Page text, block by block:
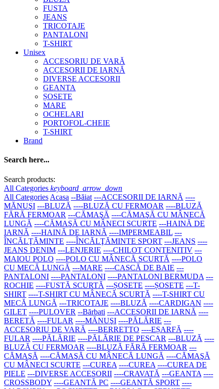
FUSTA
JEANS
TRICOTAJE
PANTALONI
T-SHIRT
Unisex
ACCESORIU DE VARĂ
ACCESORII DE IARNĂ
DIVERSE ACCESORII
GEANTA
ȘOSETE
MARE
OCHELARI
PORTOFOL-CHEIE
T-SHIRT
Brand
Search here...
Search products:
All Categories keyboard_arrow_down
All Categories Acasa --Băiat ---ACCESORII DE IARNĂ ----
MĂNUŞI ---BLUZĂ ----BLUZĂ CU FERMOAR ----BLUZĂ
FĂRĂ FERMOAR ---CĂMAŞĂ ----CĂMAŞĂ CU MÂNECĂ
LUNGĂ ----CĂMAŞĂ CU MÂNECI SCURTE ---HAINĂ DE
IARNĂ ----HAINĂ DE IARNĂ ----IMPERMEABIL ---
ÎNCĂLŢĂMINTE ----ÎNCĂLŢĂMINTE SPORT ---JEANS ----
JEANS DENIM ---LENJERIE ----CHILOT CONTENITIV ---
MAIOU POLO ----POLO CU MÂNECĂ SCURTĂ ----POLO
CU MECĂ LUNGĂ ---MARE ----CASCĂ DE BAIE ---
PANTALONI ----PANTALONI ----PANTALONI BERMUDA ---
ROCHIE ----FUSTĂ SCURTĂ ---ȘOSETE ----ȘOSETE ---T-
SHIRT ----T-SHIRT CU MÂNECĂ SCURTĂ ----T-SHIRT CU
MECĂ LUNGĂ ---TRICOTAJE ----BLUZĂ ----CARDIGAN ----
GILET ----PULOVER --Bărbati ---ACCESORII DE IARNĂ ----
BERETĂ ----FULAR ----MĂNUŞI ----PĂLĂRIE ---
ACCESORIU DE VARĂ ----BERRETTO ----EȘARFĂ ----
FULAR ----PĂLĂRIE ----PĂLĂRIE DE PESCAR ---BLUZĂ ----
BLUZĂ CU FERMOAR ----BLUZĂ FĂRĂ FERMOAR ---
CĂMAŞĂ ----CĂMAŞĂ CU MÂNECĂ LUNGĂ ----CĂMAŞĂ
CU MÂNECI SCURTE ---CUREA ----CUREA ----CUREA DE
PIELE ---DIVERSE ACCESORII ----CRAVATĂ ---GEANTA ----
CROSSBODY ----GEANTĂ PC ----GEANTĂ SPORT ----